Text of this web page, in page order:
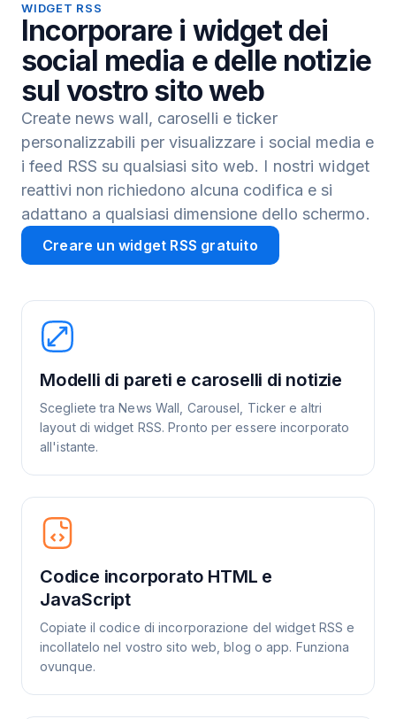
WIDGET RSS
Incorporare i widget dei
social media e delle notizie
sul vostro sito web
Create news wall, caroselli e ticker
personalizzabili per visualizzare i social media e
i feed RSS su qualsiasi sito web. I nostri widget
reattivi non richiedono alcuna codifica e si
adattano a qualsiasi dimensione dello schermo.
Creare un widget RSS gratuito
Modelli di pareti e caroselli di notizie
Scegliete tra News Wall, Carousel, Ticker e altri
layout di widget RSS. Pronto per essere incorporato
all'istante.
Codice incorporato HTML e
JavaScript
Copiate il codice di incorporazione del widget RSS e
incollatelo nel vostro sito web, blog o app. Funziona
ovunque.